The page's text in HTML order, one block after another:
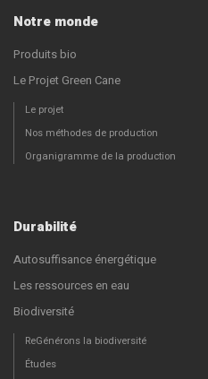
Notre monde
Produits bio
Le Projet Green Cane
Le projet
Nos méthodes de production
Organigramme de la production
Durabilité
Autosuffisance énergétique
Les ressources en eau
Biodiversité
ReGénérons la biodiversité
Études